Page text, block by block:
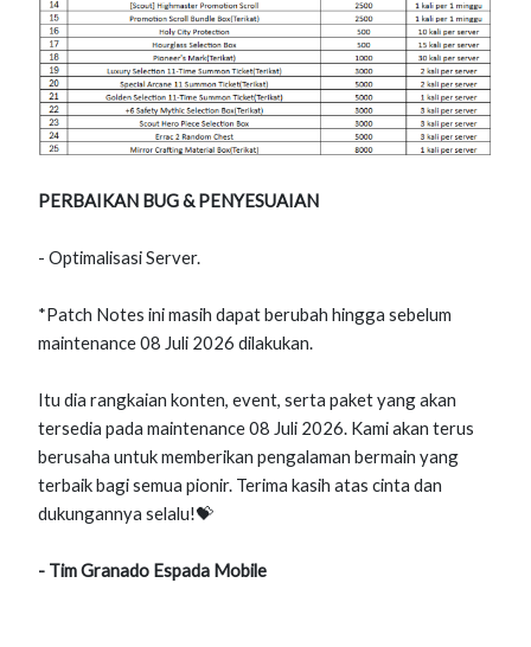
PERBAIKAN BUG & PENYESUAIAN
- Optimalisasi Server.
*Patch Notes ini masih dapat berubah hingga sebelum
maintenance 08 Juli 2026 dilakukan.
Itu dia rangkaian konten, event, serta paket yang akan
tersedia pada maintenance 08 Juli 2026. Kami akan terus
berusaha untuk memberikan pengalaman bermain yang
terbaik bagi semua pionir. Terima kasih atas cinta dan
dukungannya selalu!💝
- Tim Granado Espada Mobile